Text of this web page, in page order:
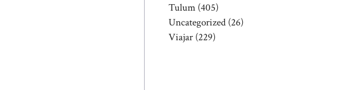
Tulum (405)
Uncategorized (26)
Viajar (229)